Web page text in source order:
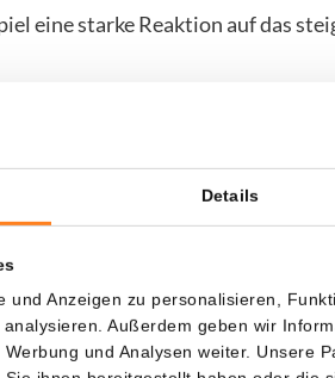
Details
und Anzeigen zu personalisieren,
Außerdem geben wir
und Analysen weiter. Unsere
eine starke Reaktion auf das
stoppen.
ein äußerst spannender Tag an
XRP als Willkommensbonus